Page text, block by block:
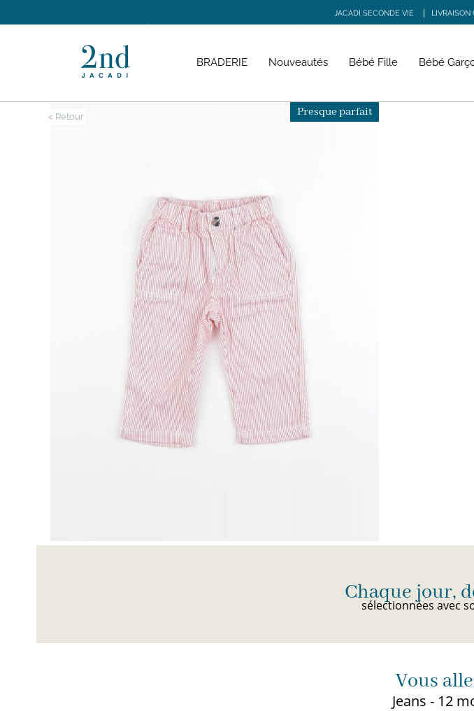
JACADI SECONDE VIE
LIVRAISON
BRADERIE Nouveautés Bébé Fille Bébé
< Retour Presque parfait
Chaque jour,
sélectionnées avec
Vous
Jeans - 12